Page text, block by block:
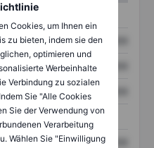
Cookies, um Ihnen ein
zu bieten, indem sie den
optimieren und
Werbeinhalte
Verbindung zu sozialen
Sie "Alle Cookies
Sie der Verwendung von
Verarbeitung
Wählen Sie "Einwilligung
XXXXXXX XXXXXXX
XXXXXXX XXXXXXX
XXXXXXX
XXXXXXX XXXXXXX